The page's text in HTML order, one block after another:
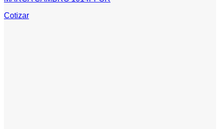
Cotizar